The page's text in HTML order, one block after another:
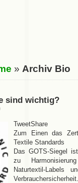
» Archiv Bio
sind wichtig?
TweetShare
Zum Einen das
Textile Standards
Das GOTS-Siegel
zu
Naturtextil-Labels